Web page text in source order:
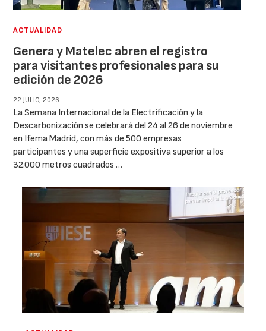
ACTUALIDAD
Genera y Matelec abren el registro
para visitantes profesionales para su
edición de 2026
22 JULIO, 2026
La Semana Internacional de la Electrificación y la
Descarbonización se celebrará del 24 al 26 de noviembre
en Ifema Madrid, con más de 500 empresas
participantes y una superficie expositiva superior a los
32.000 metros cuadrados …